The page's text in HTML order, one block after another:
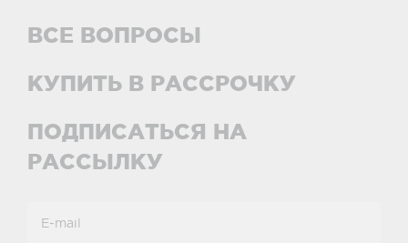
ВСЕ ВОПРОСЫ
КУПИТЬ В РАССРОЧКУ
ПОДПИСАТЬСЯ НА
РАССЫЛКУ